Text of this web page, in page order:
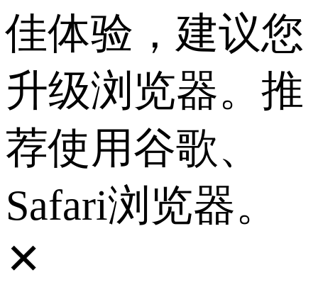
佳体验，建议您
升级浏览器。推
荐使用谷歌、
Safari浏览器。
✕